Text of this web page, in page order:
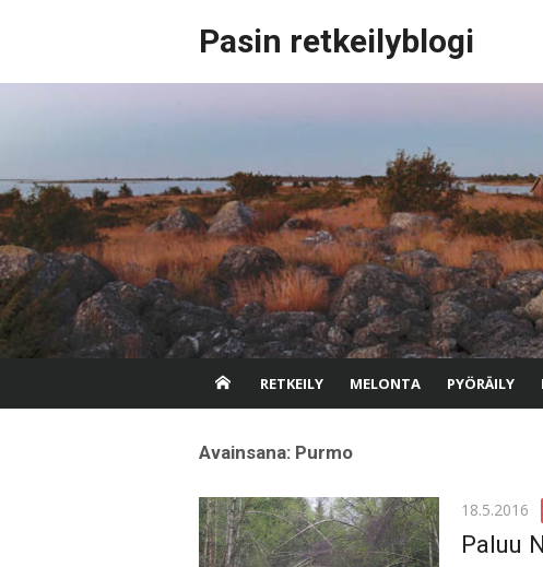
Pasin retkeilyblogi
RETKEILY MELONTA PYÖRÄILY
Avainsana: Purmo
Posted
on
18.5.2016
Paluu